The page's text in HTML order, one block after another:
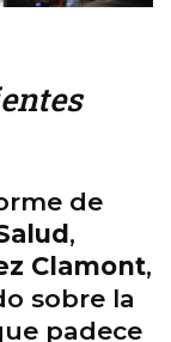
de
,
Clamont,
sobre la
padece